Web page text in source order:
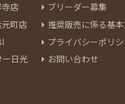
店
町店
日光
ブリーダー募集
推奨販売に係る基
プライバシーポリシ
お問い合わせ